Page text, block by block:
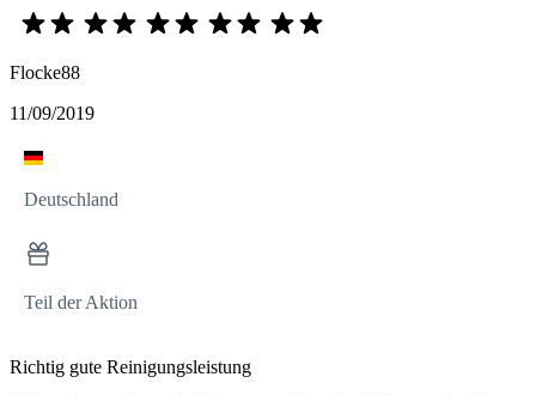
Flocke88
11/09/2019
Deutschland
Teil der Aktion
Richtig gute Reinigungsleistung